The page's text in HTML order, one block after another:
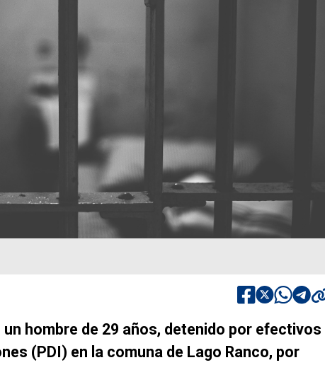
hombre de 29 años, detenido por efectivos
(PDI) en la comuna de Lago Ranco, por